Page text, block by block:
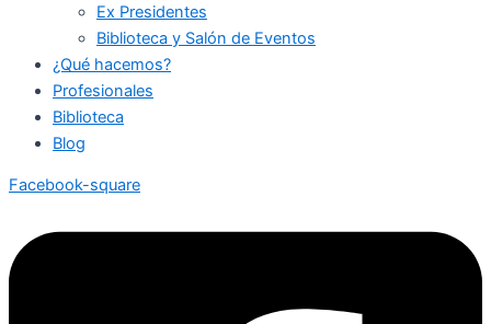
Ex Presidentes
Biblioteca y Salón de Eventos
¿Qué hacemos?
Profesionales
Biblioteca
Blog
Facebook-square